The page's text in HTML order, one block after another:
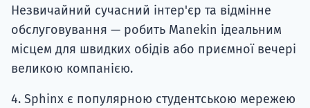
Незвичайний сучасний інтер'єр та відмінне
обслуговування — робить Manekin ідеальним
місцем для швидких обідів або приємної вечері
великою компанією.
4. Sphinx є популярною студентською мережею